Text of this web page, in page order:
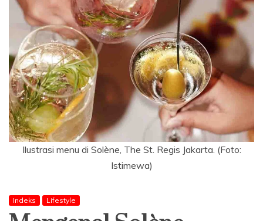
Ilustrasi menu di Solène, The St. Regis Jakarta. (Foto:
Istimewa)
Indeks Lifestyle